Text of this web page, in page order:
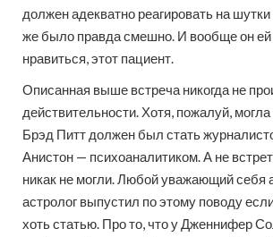
должен адекватно реагировать на
же было правда смешно. И вообще он ей
нравиться, этот пациент.
Описанная выше встреча никогда не
действительности. Хотя, пожалуй,
Брэд Питт должен был стать
Анистон — психоаналитиком. А не
никак не могли. Любой уважающий себя
астролог выпустил по этому поводу если
хоть статью. Про то, что у Дженнифер